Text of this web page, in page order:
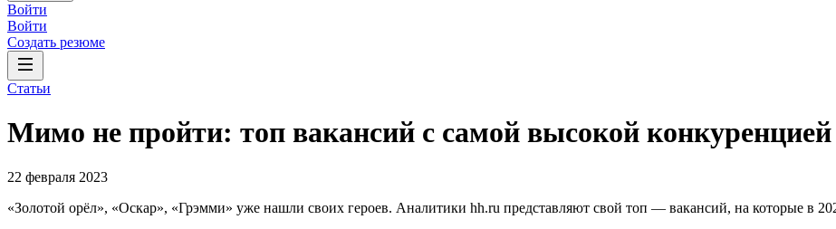
Войти
Войти
Создать резюме
Статьи
Мимо не пройти: топ вакансий с самой высокой конкуренцией
22 февраля 2023
«Золотой орёл», «Оскар», «Грэмми» уже нашли своих героев. Аналитики hh.ru представляют свой топ — вакансий, на которые в